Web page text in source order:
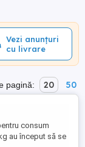
Vezi anunțuri
cu livrare
pagină: 20 50
consum
au început să se